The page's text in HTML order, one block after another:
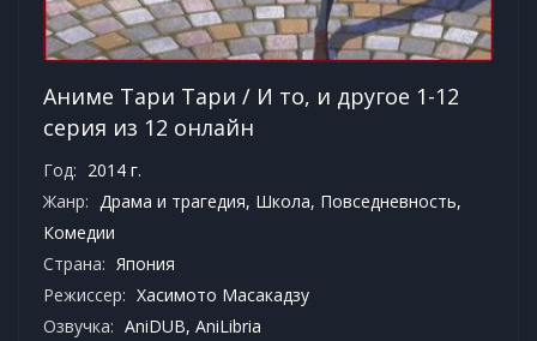
Аниме Тари Тари / И то, и другое 1-12
серия из 12 онлайн
Год: 2014 г.
Жанр: Драма и трагедия, Школа, Повседневность,
Комедии
Страна: Япония
Режиссер: Хасимото Масакадзу
Озвучка: AniDUB, AniLibria